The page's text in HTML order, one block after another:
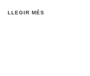
LLEGIR MÉS